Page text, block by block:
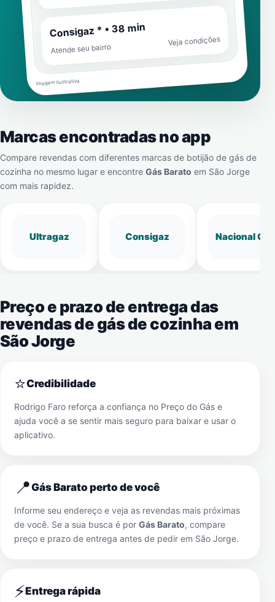
Consigaz * • 38 min
Atende seu bairro
Veja condições
Imagem ilustrativa
Marcas encontradas no app
Compare revendas com diferentes marcas de botijão de gás de
cozinha no mesmo lugar e encontre Gás Barato em São Jorge
com mais rapidez.
Ultragaz Consigaz Nacional Gás
Preço e prazo de entrega das
revendas de gás de cozinha em
São Jorge
⭐Credibilidade
Rodrigo Faro reforça a confiança no Preço do Gás e
ajuda você a se sentir mais seguro para baixar e usar o
aplicativo.
📍Gás Barato perto de você
Informe seu endereço e veja as revendas mais próximas
de você. Se a sua busca é por Gás Barato, compare
preço e prazo de entrega antes de pedir em São Jorge.
⚡Entrega rápida